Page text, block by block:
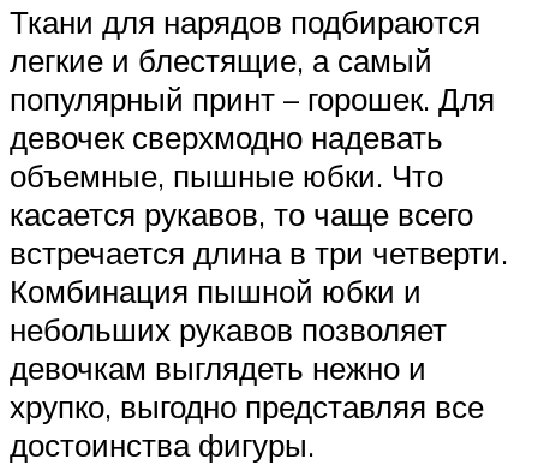
Ткани для нарядов подбираются
легкие и блестящие, а самый
популярный принт – горошек. Для
девочек сверхмодно надевать
объемные, пышные юбки. Что
касается рукавов, то чаще всего
встречается длина в три четверти.
Комбинация пышной юбки и
небольших рукавов позволяет
девочкам выглядеть нежно и
хрупко, выгодно представляя все
достоинства фигуры.